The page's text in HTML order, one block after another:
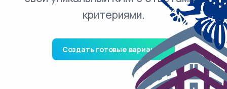
критериями.
Создать готовые варианты